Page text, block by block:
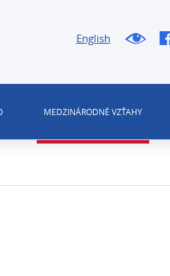
English
MEDZINÁRODNÉ VZŤAHY